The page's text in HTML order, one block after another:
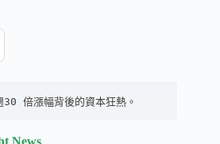
30 倍漲幅背後的資本狂熱。
News